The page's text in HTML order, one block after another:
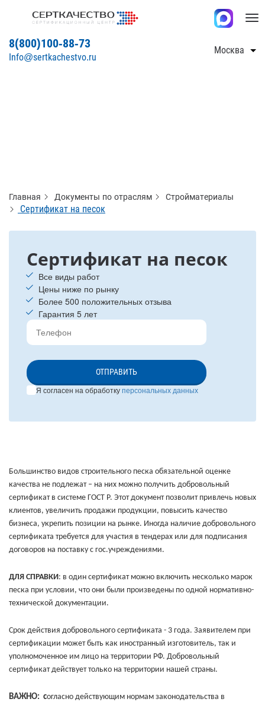
8(800)100-88-73
Info@sertkachestvo.ru
Москва
Главная Документы по отраслям Стройматериалы
Сертификат на песок
Сертификат на песок
Все виды работ
Цены ниже по рынку
Более 500 положительных отзыва
Гарантия 5 лет
ОТПРАВИТЬ
Я согласен на обработкуперсональных данных
Большинство видов строительного песка обязательной оценке
качества не подлежат – на них можно получить добровольный
сертификат в системе ГОСТ Р. Этот документ позволит привлечь новых
клиентов, увеличить продажи продукции, повысить качество
бизнеса, укрепить позиции на рынке. Иногда наличие добровольного
сертификата требуется для участия в тендерах или для подписания
договоров на поставку с гос.учреждениями.
ДЛЯ СПРАВКИ: в один сертификат можно включить несколько марок
песка при условии, что они были произведены по одной нормативно-
технической документации.
Срок действия добровольного сертификата - 3 года. Заявителем при
сертификации может быть как иностранный изготовитель, так и
уполномоченное им лицо на территории РФ. Добровольный
сертификат действует только на территории нашей страны.
ВАЖНО: согласно действующим нормам законодательства в